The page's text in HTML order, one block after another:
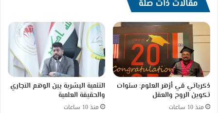
مقالات ذات صلة
ذكرياتي في أزهر العلوم: سنوات
تكوين الروح والعقل
منذ 10 ساعات
التنمية البشرية بين الوهم التجاري
والحقيقة العلمية
منذ 10 ساعات